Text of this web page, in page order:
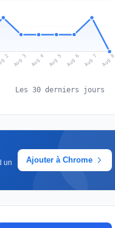
2 Aug 3 Aug 4 Aug 5 Aug 6 Aug 7 Aug 8
Les 30 derniers jours
un
Ajouter à Chrome